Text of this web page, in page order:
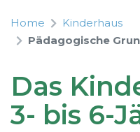
Home
Kinderhaus
Pädagogische
Das
3- bis 6-